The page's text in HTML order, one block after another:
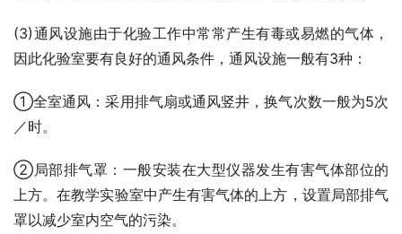
(3)通风设施由于化验工作中常常产生有毒或易燃的气体，
因此化验室要有良好的通风条件，通风设施一般有3种：
①全室通风：采用排气扇或通风竖井，换气次数一般为5次
／时。
②局部排气罩：一般安装在大型仪器发生有害气体部位的
上方。在教学实验室中产生有害气体的上方，设置局部排气
罩以减少室内空气的污染。